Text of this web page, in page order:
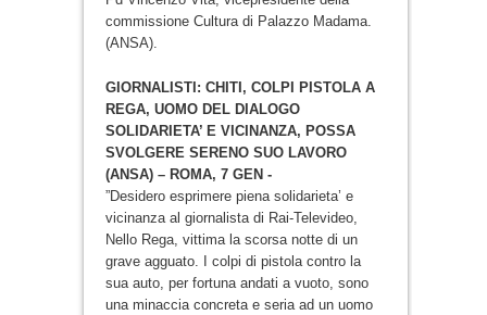
commissione Cultura di Palazzo Madama.
(ANSA).
GIORNALISTI: CHITI, COLPI PISTOLA A
REGA, UOMO DEL DIALOGO
SOLIDARIETA’ E VICINANZA, POSSA
SVOLGERE SERENO SUO LAVORO
(ANSA) – ROMA, 7 GEN -
”Desidero esprimere piena solidarieta’ e
vicinanza al giornalista di Rai-Televideo,
Nello Rega, vittima la scorsa notte di un
grave agguato. I colpi di pistola contro la
sua auto, per fortuna andati a vuoto, sono
una minaccia concreta e seria ad un uomo